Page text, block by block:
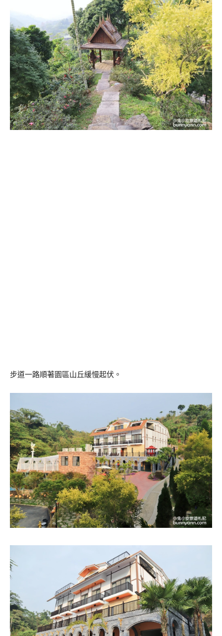
步道一路順著園區山丘緩慢起伏。